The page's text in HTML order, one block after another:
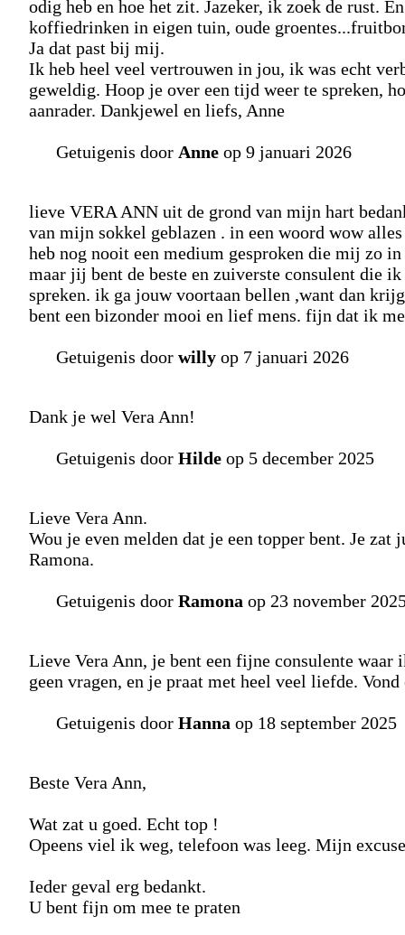
odig heb en hoe het zit. Jazeker, ik zoek de rust.
koffiedrinken in eigen tuin, oude
Ja dat past bij mij.
Ik heb heel veel vertrouwen in jou, ik was echt
geweldig. Hoop je over een tijd weer te spreken,
aanrader. Dankjewel en liefs, Anne
Getuigenis door Anne op 9 januari 2026
lieve VERA ANN uit de grond van mijn hart
van mijn sokkel geblazen . in een woord wow
heb nog nooit een medium gesproken die mij zo
maar jij bent de beste en zuiverste consulent die
spreken. ik ga jouw voortaan bellen ,want dan
bent een bizonder mooi en lief mens. fijn dat ik
Getuigenis door willy op 7 januari 2026
Dank je wel Vera Ann!
Getuigenis door Hilde op 5 december 2025
Lieve Vera Ann.
Wou je even melden dat je een topper bent. Je
Ramona.
Getuigenis door Ramona op 23 november
Lieve Vera Ann, je bent een fijne consulente
geen vragen, en je praat met heel veel liefde.
Getuigenis door Hanna op 18 september 2025
Beste Vera Ann,
Wat zat u goed. Echt top !
Opeens viel ik weg, telefoon was leeg. Mijn
Ieder geval erg bedankt.
U bent fijn om mee te praten